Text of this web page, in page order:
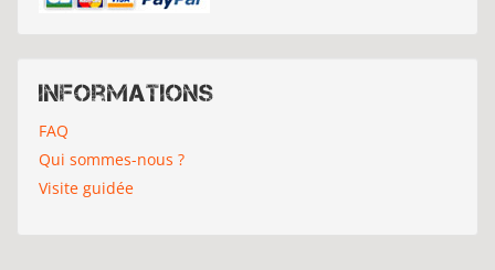
Informations
FAQ
Qui sommes-nous ?
Visite guidée